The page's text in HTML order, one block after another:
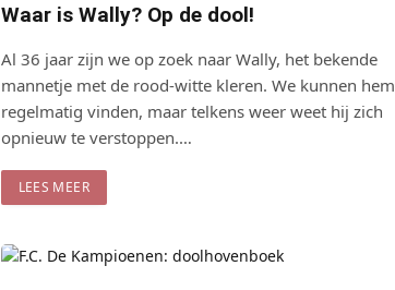
Waar is Wally? Op de dool!
Al 36 jaar zijn we op zoek naar Wally, het bekende
mannetje met de rood-witte kleren. We kunnen hem
regelmatig vinden, maar telkens weer weet hij zich
opnieuw te verstoppen.…
LEES MEER